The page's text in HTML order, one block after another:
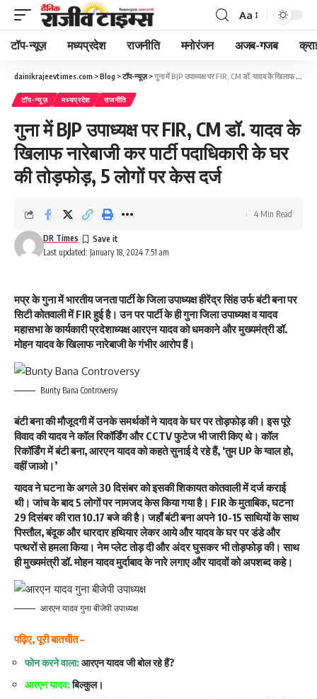
Font
Resizer
Aa
टॉप-न्यूज़ मध्यप्रदेश राजनीति मनोरंजन अजब-गजब
dainikrajeevtimes.com >Blog >टॉप-न्यूज़>गुना में BJP उपाध्यक्ष पर FIR, CM डॉ. यादव के खिलाफ नारेबाजी कर पार्टी पदाधिकारी के घर की तोड़फोड़, 5 लोगों पर केस दर्ज
टॉप-न्यूज़ मध्यप्रदेश राजनीति
गुना में BJP उपाध्यक्ष पर FIR, CM डॉ. यादव के
खिलाफ नारेबाजी कर पार्टी पदाधिकारी के घर
की तोड़फोड़, 5 लोगों पर केस दर्ज
Last updated: January 18, 2024 7:51 am
DR Times
4 Min Read
मप्र के गुना में भारतीय जनता पार्टी के जिला उपाध्यक्ष हीरेंद्र सिंह उर्फ बंटी बना पर
सिटी कोतवाली में FIR हुई है। उन पर पार्टी के ही गुना जिला उपाध्यक्ष व यादव
महासभा के कार्यकारी प्रदेशाध्यक्ष आरएन यादव को धमकाने और मुख्यमंत्री डॉ.
मोहन यादव के खिलाफ नारेबाजी के गंभीर आरोप हैं।
Bunty Bana Controversy
बंटी बना की मौजूदगी में उनके समर्थकों ने यादव के घर पर तोड़फोड़ की। इस पूरे
विवाद की यादव ने कॉल रिकॉर्डिंग और CCTV फुटेज भी जारी किए थे। कॉल
रिकॉर्डिंग में बंटी बना, आरएन यादव को कहते सुनाई दे रहे हैं, ‘तुम UP के ग्वाल हो,
वहीं जाओ।’
यादव ने घटना के अगले 30 दिसंबर को इसकी शिकायत कोतवाली में दर्ज कराई
थी। जांच के बाद 5 लोगों पर नामजद केस किया गया है। FIR के मुताबिक, घटना
29 दिसंबर की रात 10.17 बजे की है। जहाँ बंटी बना अपने 10-15 साथियों के साथ
पिस्तौल, बंदूक और धारदार हथियार लेकर आये और यादव के घर पर डंडे और
पत्थरों से हमला किया। नेम प्लेट तोड़ दी और अंदर घुसकर भी तोड़फोड़ की। साथ
ही मुख्यमंत्री डॉ. मोहन यादव मुर्दाबाद के नारे लगाए और यादवों को अपशब्द कहे।
आरएन यादव गुना बीजेपी उपाध्यक्ष
पढ़िए, पूरी बातचीत –
फोन करने वाला: आरएन यादव जी बोल रहे हैं?
आरएन यादव:बिल्कुल।